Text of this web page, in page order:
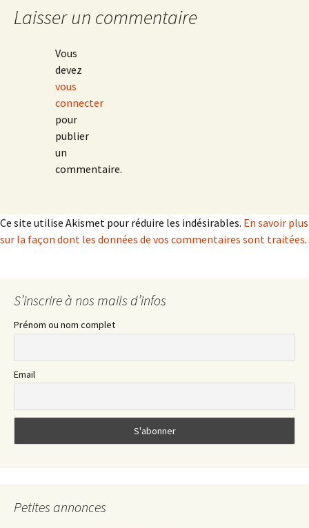
articles
Laisser un commentaire
Vous
devez
vous
connecter
pour
publier
un
commentaire.
Ce site utilise Akismet pour réduire les indésirables. En savoir plus
sur la façon dont les données de vos commentaires sont traitées.
S’inscrire à nos mails d’infos
Prénom ou nom complet
Email
Petites annonces